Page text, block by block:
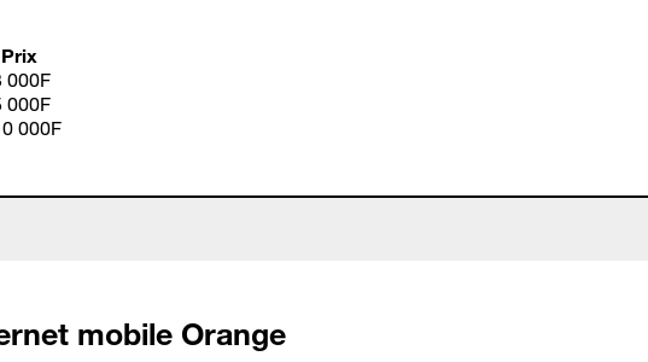
Prix
000F
000F
000F
mobile Orange